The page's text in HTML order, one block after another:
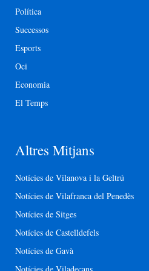
Política
Successos
Esports
Oci
Economia
El Temps
Altres Mitjans
Notícies de Vilanova i la Geltrú
Notícies de Vilafranca del Penedès
Notícies de Sitges
Notícies de Castelldefels
Notícies de Gavà